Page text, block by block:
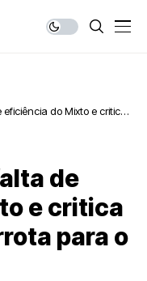
do Mixto e critica
de
e critica
para o